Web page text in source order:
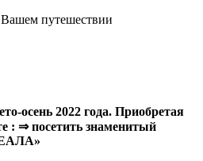
путешествии
осень 2022 года. Приобретая
: ⇒ посетить знаменитый